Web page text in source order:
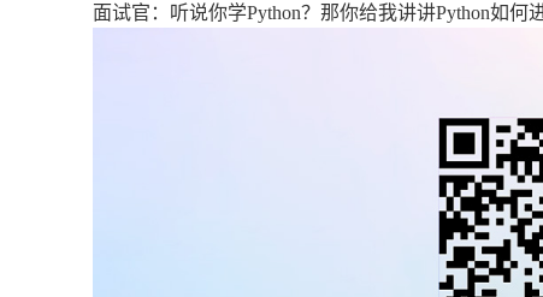
面试官：听说你学Python？那你给我讲讲Python如何